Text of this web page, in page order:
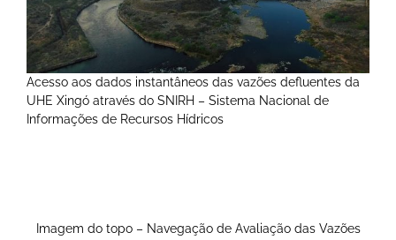
Acesso aos dados instantâneos das vazões defluentes da
UHE Xingó através do SNIRH – Sistema Nacional de
Informações de Recursos Hídricos
Imagem do topo – Navegação de Avaliação das Vazões